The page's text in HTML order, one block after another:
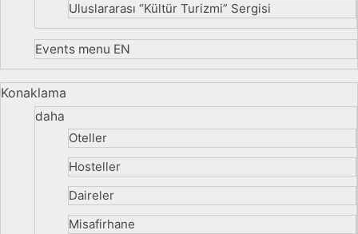
Uluslararası “Kültür Turizmi” Sergisi
Events menu EN
Konaklama
daha
Oteller
Hosteller
Daireler
Misafirhane